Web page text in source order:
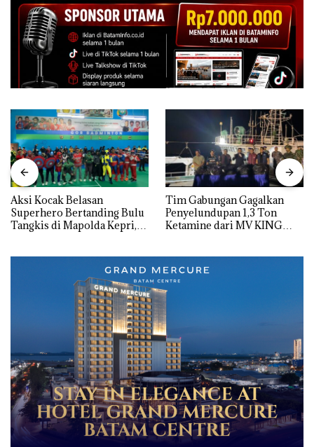
Aksi Kocak Belasan
Superhero Bertanding Bulu
Tangkis di Mapolda Kepri,
Tim Gabungan Gagalkan
Penyelundupan 1,3 Ton
Ketamine dari MV KING